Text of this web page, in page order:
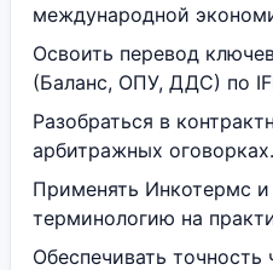
международной
Освоить перевод
(Баланс, ОПУ, ДДС) по
Разобраться в
арбитражных оговорках.
Применять Инкотермс и
терминологию на
Обеспечивать